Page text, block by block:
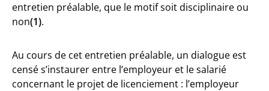
entretien préalable, que le motif soit disciplinaire ou
non(1).
Au cours de cet entretien préalable, un dialogue est
censé s’instaurer entre l’employeur et le salarié
concernant le projet de licenciement : l’employeur